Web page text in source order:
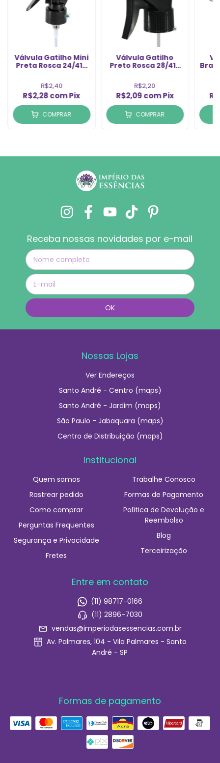
Válvula Gatilho Mini
Preta Rosca 24/410
R$2,40
R$2,28comPix
COMPRAR
Válvula Gatilho
Preto Rosca 28/410
R$2,20
R$2,09comPix
COMPRAR
Receba nossas novidades por e-mail
Nossas Lojas
Ver Endereços
Santo André - Centro (maps)
Santo André - Jardim (maps)
São Paulo - Jabaquara (maps)
Centro de Distribuição (maps)
Institucional
Quem somos
Rastrear pedido
Como comprar
Perguntas Frequentes
Segurança e Privacidade
Fretes
Trabalhe Conosco
Formas de Pagamento
Política de Devolução e
Reembolso
Blog
Terceirização
Entre em contato
(11) 98717-0166
(11) 2896-7030
vendas@imperiodasessencias.com.br
Av. Palmares, 104 - Vila Palmares - Santo
André - SP
Formas de pagamento